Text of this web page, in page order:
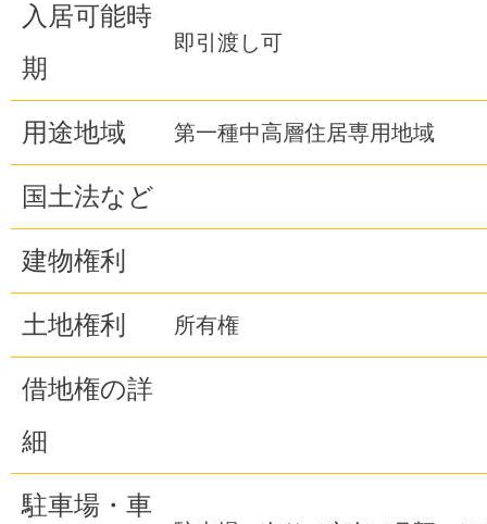
入居可能時
期
即引渡し可
用途地域 第一種中高層住居専用地域
国土法など
建物権利
土地権利 所有権
借地権の詳
細
駐車場・車